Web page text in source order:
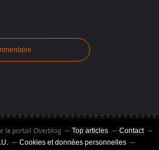
le portail Overblog Top articles
Contact
Cookies et données personnelles